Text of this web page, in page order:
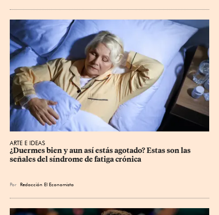
ARTE E IDEAS
¿Duermes bien y aun así estás agotado? Estas son las
señales del síndrome de fatiga crónica
Por Redacción El Economista